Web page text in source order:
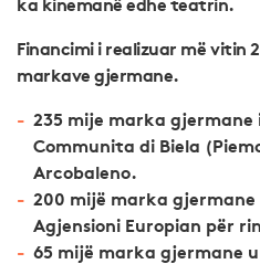
Financimi i realizuar më vitin
markave gjermane.
235 mije marka
Communita di Biela
Arcobaleno.
200 mijë marka
Agjensioni Europian për
65 mijë marka gjermane